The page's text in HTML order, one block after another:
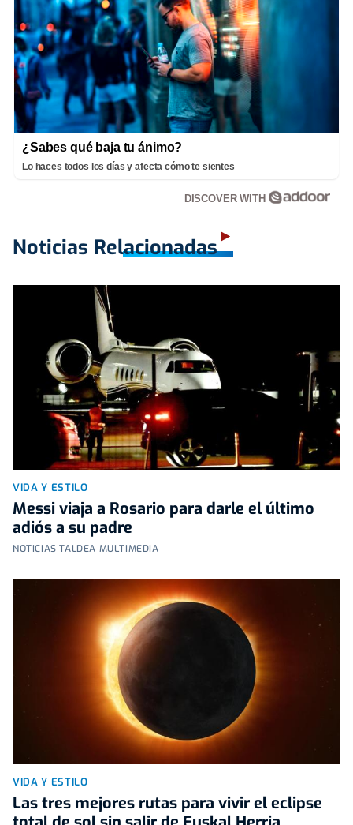
¿Sabes qué baja tu ánimo?
Lo haces todos los días y afecta cómo te sientes
DISCOVER WITH
Noticias Relacionadas
VIDA Y ESTILO
Messi viaja a Rosario para darle el último
adiós a su padre
NOTICIAS TALDEA MULTIMEDIA
VIDA Y ESTILO
Las tres mejores rutas para vivir el eclipse